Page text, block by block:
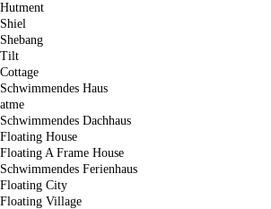
Hutment
Shiel
Shebang
Tilt
Cottage
Schwimmendes Haus
atme
Schwimmendes Dachhaus
Floating House
Floating A Frame House
Schwimmendes Ferienhaus
Floating City
Floating Village